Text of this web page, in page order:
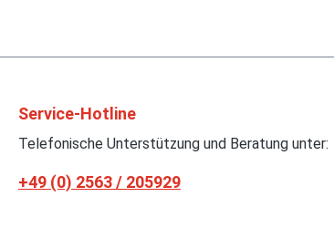
Service-Hotline
Telefonische Unterstützung und Beratung unter:
+49 (0) 2563 / 205929